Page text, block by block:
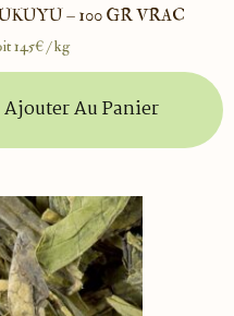
– 100 GR VRAC
145€ / kg
Ajouter Au Panier